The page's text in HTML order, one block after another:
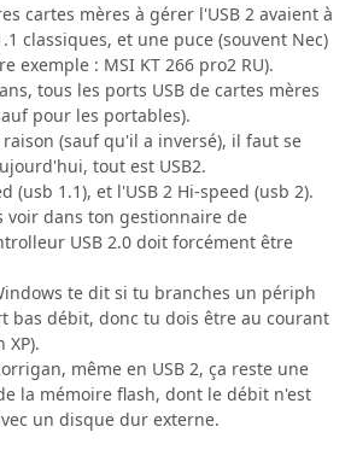
cartes mères à gérer l'USB 2 avaient à
classiques, et une puce (souvent Nec)
exemple : MSI KT 266 pro2 RU).
tous les ports USB de cartes mères
pour les portables).
(sauf qu'il a inversé), il faut se
tout est USB2.
(usb 1.1), et l'USB 2 Hi-speed (usb 2).
voir dans ton gestionnaire de
USB 2.0 doit forcément être
te dit si tu branches un périph
bas débit, donc tu dois être au courant
XP).
même en USB 2, ça reste une
la mémoire flash, dont le débit n'est
un disque dur externe.